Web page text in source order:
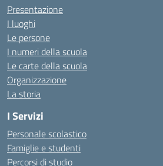
Presentazione
I luoghi
Le persone
I numeri della scuola
Le carte della scuola
Organizzazione
La storia
I Servizi
Personale scolastico
Famiglie e studenti
Percorsi di studio